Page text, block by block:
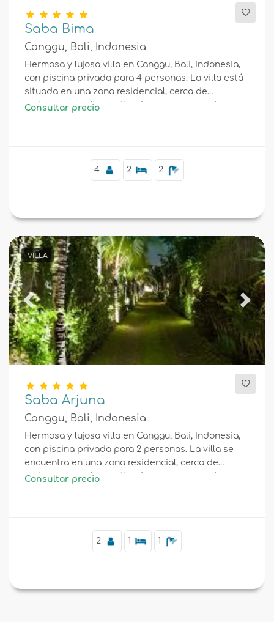
Saba Bima
Canggu, Bali, Indonesia
Hermosa y lujosa villa en Canggu, Bali, Indonesia,
con piscina privada para 4 personas. La villa está
situada en una zona residencial, cerca de
restaurantes y bares, tiendas, supermercados y
Consultar precio
4 2 2
VILLA
Previous Next
Saba Arjuna
Canggu, Bali, Indonesia
Hermosa y lujosa villa en Canggu, Bali, Indonesia,
con piscina privada para 2 personas. La villa se
encuentra en una zona residencial, cerca de
restaurantes y bares, tiendas, supermercados y
Consultar precio
2 1 1